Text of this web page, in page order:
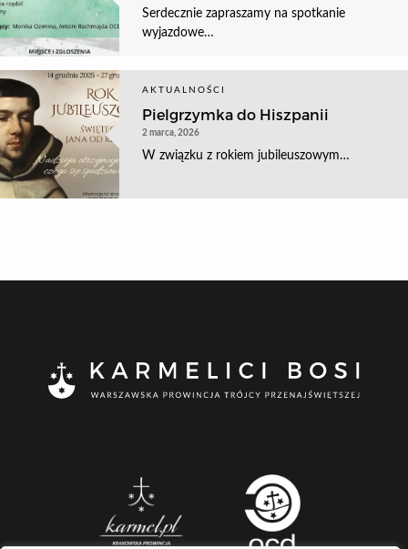
Serdecznie zapraszamy na spotkanie
wyjazdowe…
AKTUALNOŚCI
Pielgrzymka do Hiszpanii
2 marca, 2026
W związku z rokiem jubileuszowym…